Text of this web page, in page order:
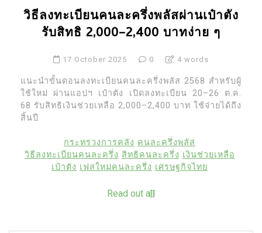
วิธีลงทะเบียนคนละครึ่งพลัสผ่านเป๋าตัง
รับสิทธิ 2,000–2,400 บาทง่าย ๆ
17 October 2025 0 4 words
แนะนำขั้นตอนลงทะเบียนคนละครึ่งพลัส 2568 สำหรับผู้
ใช้ใหม่ ผ่านแอปฯ เป๋าตัง เปิดลงทะเบียน 20–26 ต.ค.
68 รับสิทธิเงินช่วยเหลือ 2,000–2,400 บาท ใช้จ่ายได้ถึง
สิ้นปี
กระทรวงการคลัง คนละครึ่งพลัส
วิธีลงทะเบียนคนละครึ่ง สิทธิคนละครึ่ง เงินช่วยเหลือ
เป๋าตัง เฟสใหม่คนละครึ่ง เศรษฐกิจไทย
Read out all